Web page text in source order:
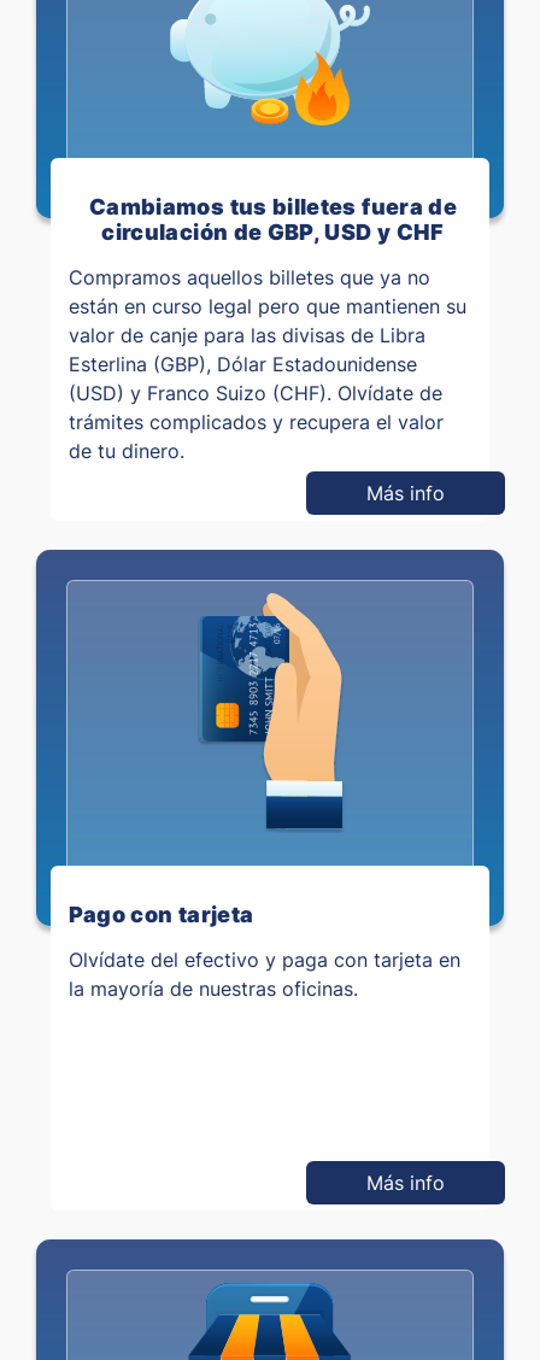
Cambiamos tus billetes fuera de
circulación de GBP, USD y CHF
Compramos aquellos billetes que ya no
están en curso legal pero que mantienen su
valor de canje para las divisas de Libra
Esterlina (GBP), Dólar Estadounidense
(USD) y Franco Suizo (CHF). Olvídate de
trámites complicados y recupera el valor
de tu dinero.
Más info
Pago con tarjeta
Olvídate del efectivo y paga con tarjeta en
la mayoría de nuestras oficinas.
Más info